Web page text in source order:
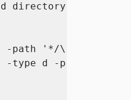
directory
-path '*/\.*' -prune
-type d -print 2> /